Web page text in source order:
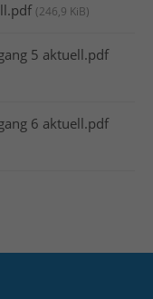
(246,9 KiB)
5 aktuell.pdf
6 aktuell.pdf